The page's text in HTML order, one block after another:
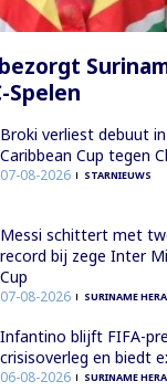
Spelen
Broki verliest debuut
Caribbean Cup tegen
07-08-2026 STARNIEUWS
Messi schittert met
record bij zege Inter
Cup
07-08-2026 SURINAME
Infantino blijft FIFA-
crisisoverleg en biedt
06-08-2026 SURINAME